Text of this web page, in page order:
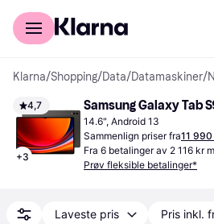
For kunder
Klarna/Shopping/Data/Datamaskiner/
4,7
+3
Samsung Galaxy Tab
14.6", Android 13
Sammenlign priser fra11
Fra 6 betalinger av 2 116 kr
Prøv fleksible betalinger*
Laveste pris Pris inkl.